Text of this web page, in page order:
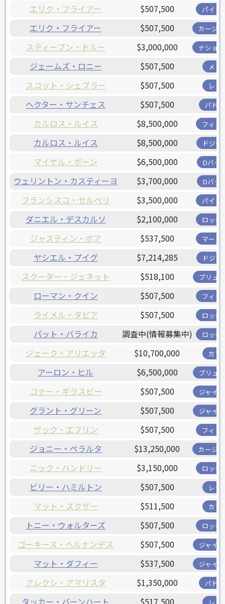
エリク・フライアー $507,500 パイレ
エリク・フライアー $507,500 カージ
スティーブン・ドルー $3,000,000 ナショ
ジェームズ・ロニー $507,500 メッ
スコット・シェブラー $507,500 レッ
ヘクター・サンチェス $507,500 パド
カルロス・ルイス $8,500,000 フィリ
カルロス・ルイス $8,500,000 ドジャ
マイケル・ボーン $6,500,000 Dバッ
ウェリントン・カスティーヨ $3,700,000 Dバッ
フランシスコ・セルベリ $3,500,000 パイレ
ダニエル・デスカルソ $2,100,000 ロッキ
ジャスティン・ボア $537,500 マーリ
ヤシエル・プイグ $7,214,285 ドジャ
スクーター・ジェネット $518,100 ブリュ
ローマン・クイン $507,500 フィリ
ライメル・タピア $507,500 ロッキ
パット・バライカ 調査中(情報募集中) ロッキ
ジェーク・アリエッタ $10,700,000 カブ
アーロン・ヒル $6,500,000 ブリュ
コナー・ギラスピー $507,500 ジャイ
グラント・グリーン $507,500 ジャイ
ザック・エフリン $507,500 フィリ
ジョニー・ペラルタ $13,250,000 カージ
ニック・ハンドリー $3,150,000 ロッキ
ビリー・ハミルトン $507,500 レッ
マット・スクザー $511,500 カブ
トニー・ウォルターズ $507,500 ロッキ
ゴーキース・ヘルナンデス $507,500 ジャイ
マット・ダフィー $537,500 ジャイ
アレクシ・アマリスタ $1,350,000 パド
タッカー・バーンハート $517,500